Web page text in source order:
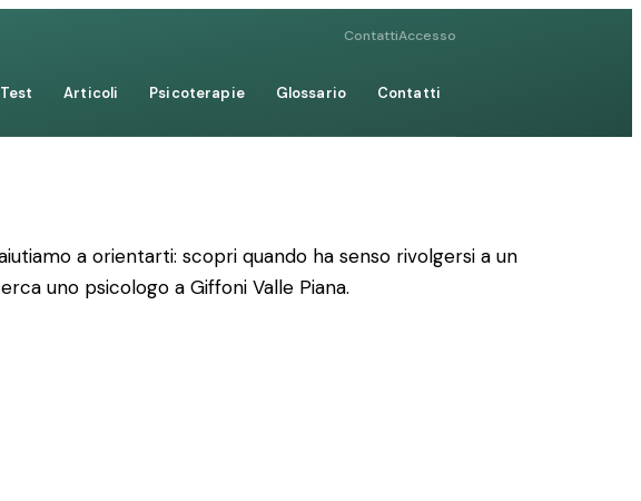
ContattiAccesso
Test Articoli Psicoterapie Glossario Contatti
a orientarti: scopri quando ha senso rivolgersi a un
uno psicologo a Giffoni Valle Piana.